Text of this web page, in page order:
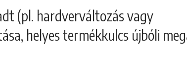
(pl. hardverváltozás vagy
helyes termékkulcs újbóli